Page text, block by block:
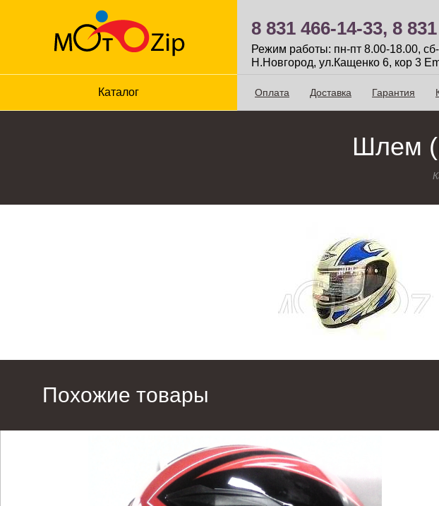
8 831 466-14-33, 8
Режим работы: пн-пт 8.00-18.00,
Н.Новгород, ул.Кащенко 6, кор 3
Каталог Оплата Доставка Гарантия
Шлем
Похожие товары